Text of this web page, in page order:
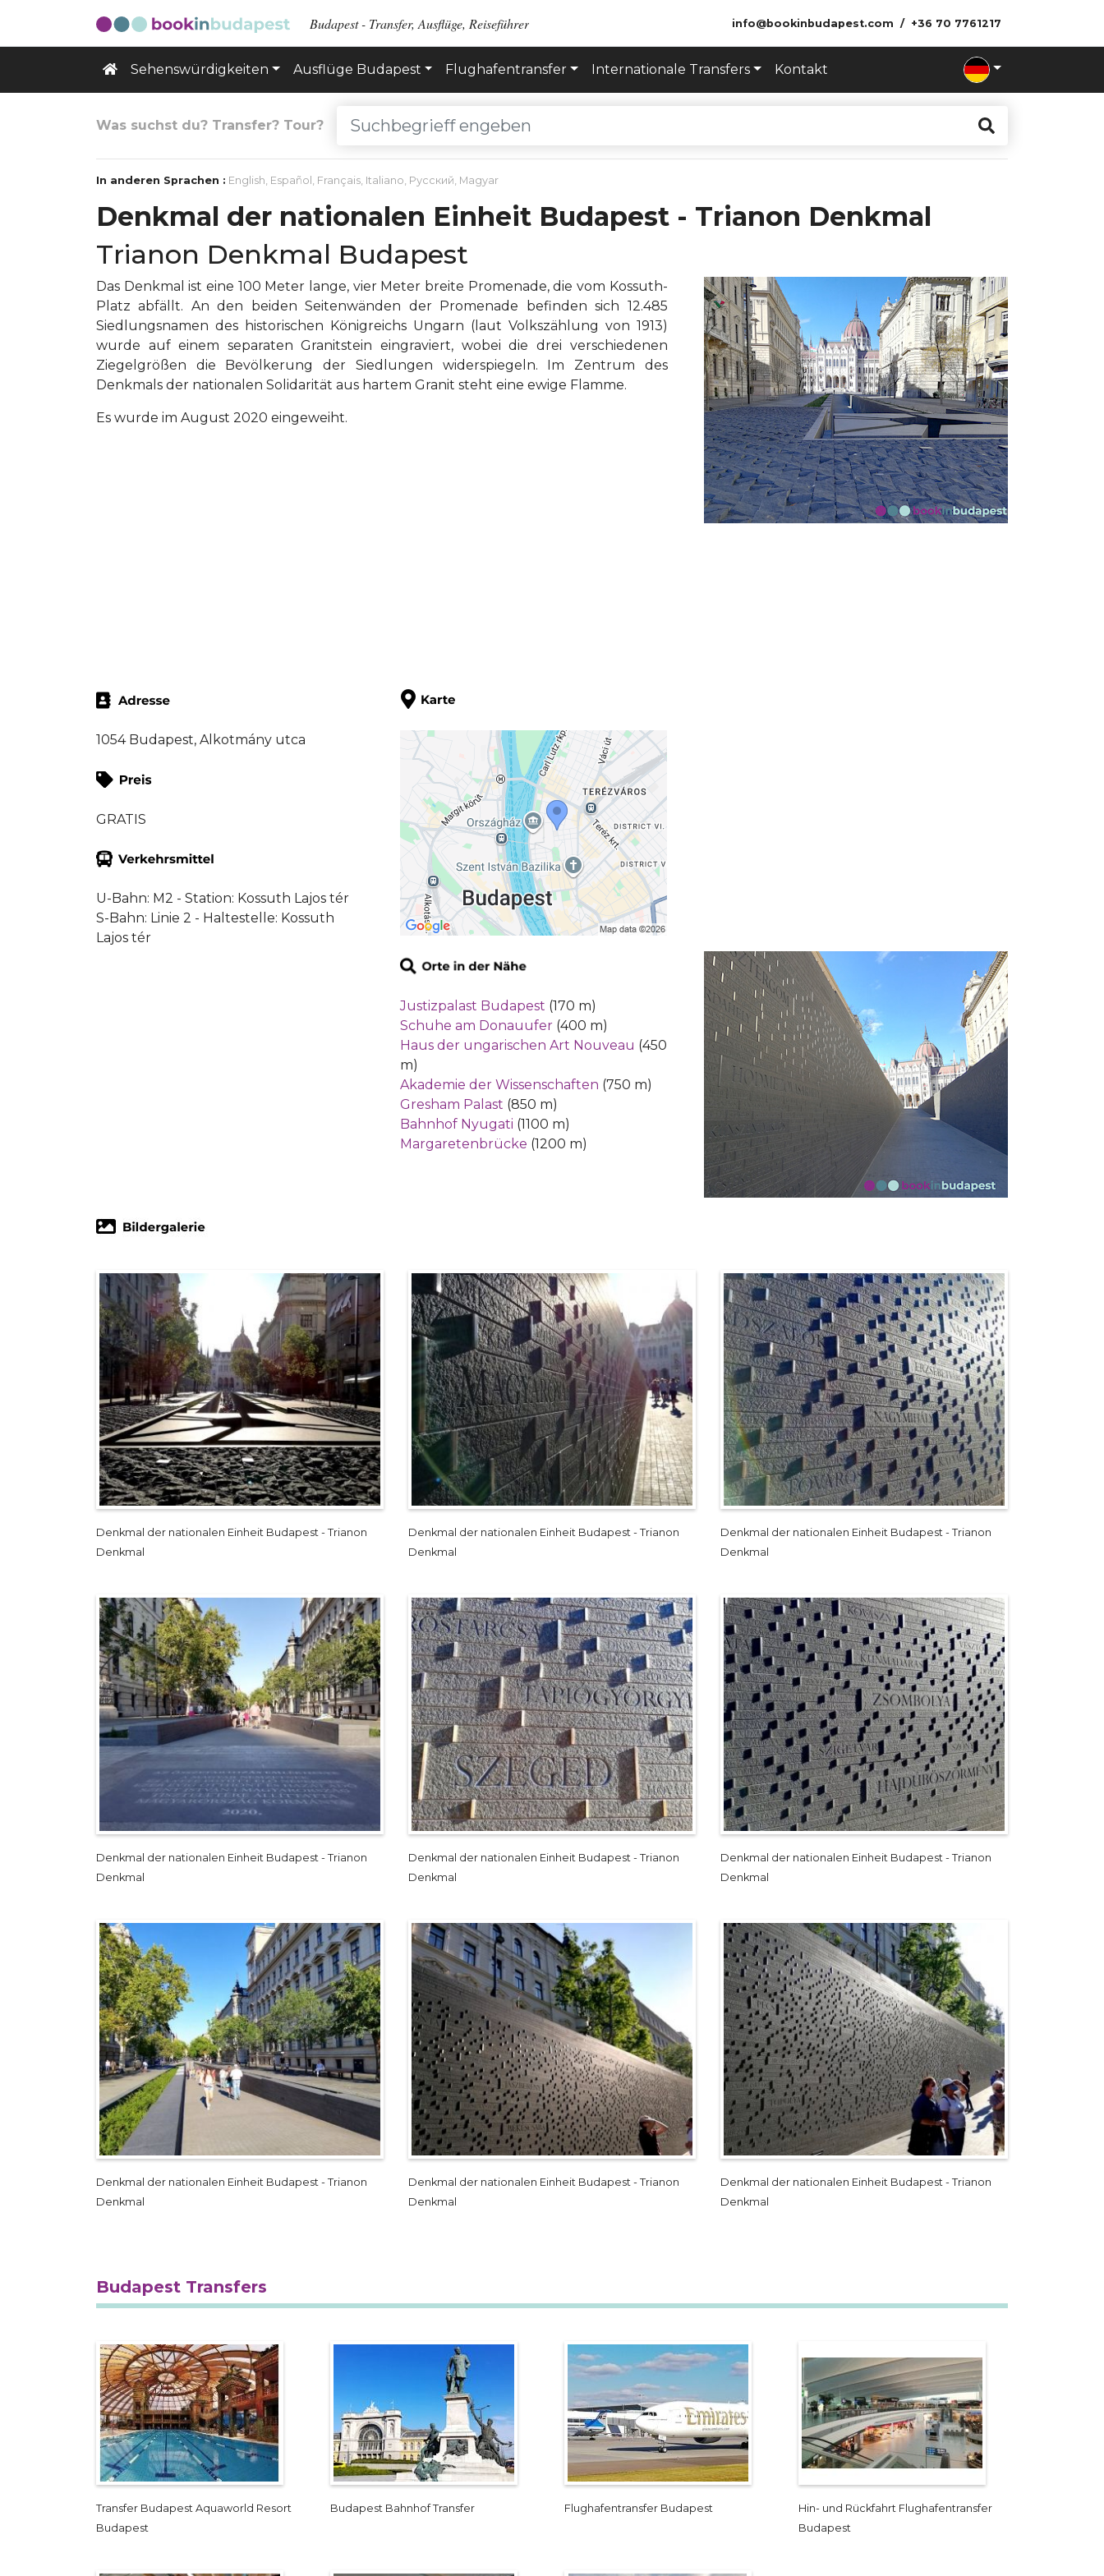
Budapest - Transfer, Ausflüge, Reiseführer info@bookinbudapest.com +36 70 7761217
Sehenswürdigkeiten Ausflüge Budapest Flughafentransfer Internationale Transfers Kontakt
Was suchst du? Transfer? Tour?
In anderen Sprachen : English, Español , Français, Italiano, Русский, Magyar
Denkmal der nationalen Einheit Budapest - Trianon Denkmal
Trianon Denkmal Budapest
Das Denkmal ist eine 100 Meter lange, vier Meter breite Promenade, die vom Kossuth-
Platz abfällt. An den beiden Seitenwänden der Promenade befinden sich 12.485
Siedlungsnamen des historischen Königreichs Ungarn (laut Volkszählung von 1913)
wurde auf einem separaten Granitstein eingraviert, wobei die drei verschiedenen
Ziegelgrößen die Bevölkerung der Siedlungen widerspiegeln. Im Zentrum des
Denkmals der nationalen Solidarität aus hartem Granit steht eine ewige Flamme.
Es wurde im August 2020 eingeweiht.
1054 Budapest, Alkotmány utca
GRATIS
U-Bahn: M2 - Station: Kossuth Lajos tér
S-Bahn: Linie 2 - Haltestelle: Kossuth
Lajos tér
Justizpalast Budapest (170 m)
Schuhe am Donauufer (400 m)
Haus der ungarischen Art Nouveau (450
m)
Akademie der Wissenschaften (750 m)
Gresham Palast (850 m)
Bahnhof Nyugati (1100 m)
Margaretenbrücke (1200 m)
Denkmal der nationalen Einheit Budapest - Trianon
Denkmal
Denkmal der nationalen Einheit Budapest - Trianon
Denkmal
Denkmal der nationalen Einheit Budapest - Trianon
Denkmal
Denkmal der nationalen Einheit Budapest - Trianon
Denkmal
Denkmal der nationalen Einheit Budapest - Trianon
Denkmal
Denkmal der nationalen Einheit Budapest - Trianon
Denkmal
Denkmal der nationalen Einheit Budapest - Trianon
Denkmal
Denkmal der nationalen Einheit Budapest - Trianon
Denkmal
Denkmal der nationalen Einheit Budapest - Trianon
Denkmal
Budapest Transfers
Transfer Budapest Aquaworld Resort
Budapest
Budapest Bahnhof Transfer Flughafentransfer Budapest
Hin- und Rückfahrt Flughafentransfer
Budapest